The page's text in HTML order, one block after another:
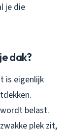
je die
dak?
is eigenlijk
belast.
plek zit,